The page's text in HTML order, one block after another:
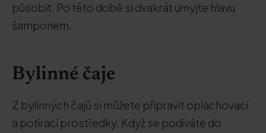
působit. Po této době si dvakrát umyjte hlavu
šamponem.
Bylinné čaje
Z bylinných čajů si můžete připravit oplachovací
a potírací prostředky. Když se podíváte do